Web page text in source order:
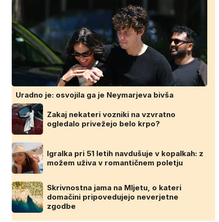
Uradno je: osvojila ga je Neymarjeva bivša
Zakaj nekateri vozniki na vzvratno
ogledalo privežejo belo krpo?
Igralka pri 51 letih navdušuje v kopalkah: z
možem uživa v romantičnem poletju
Skrivnostna jama na Mljetu, o kateri
domačini pripovedujejo neverjetne
zgodbe